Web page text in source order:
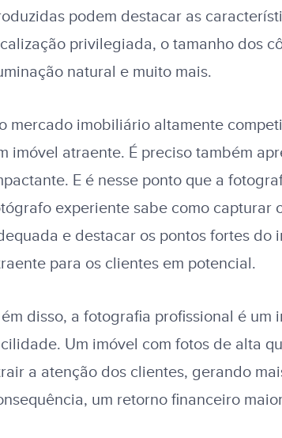
podem destacar as
privilegiada, o tamanho dos
natural e muito mais.
mercado imobiliário altamente
imóvel atraente. É preciso também
E é nesse ponto que a
experiente sabe como capturar
e destacar os pontos fortes do
para os clientes em potencial.
disso, a fotografia profissional é um
Um imóvel com fotos de alta
a atenção dos clientes, gerando
um retorno financeiro